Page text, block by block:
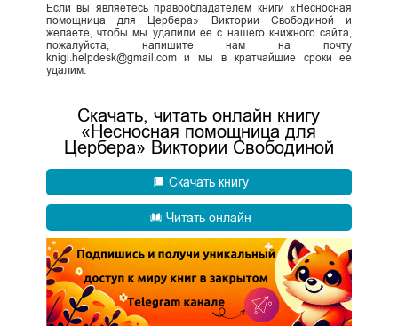
Если вы являетесь правообладателем книги «Несносная
помощница для Цербера» Виктории Свободиной и
желаете, чтобы мы удалили ее с нашего книжного сайта,
пожалуйста, напишите нам на почту
knigi.helpdesk@gmail.com и мы в кратчайшие сроки ее
удалим.
Скачать, читать онлайн книгу
«Несносная помощница для
Цербера» Виктории Свободиной
Скачать книгу
Читать онлайн